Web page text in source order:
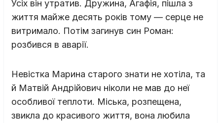
Усіх він утратив. Дружина, Агафія, пішла з
життя майже десять років тому — серце не
витримало. Потім загинув син Роман:
розбився в аварії.
Невістка Марина старого знати не хотіла, та
й Матвій Андрійович ніколи не мав до неї
особливої теплоти. Міська, розпещена,
звикла до красивого життя, вона любила